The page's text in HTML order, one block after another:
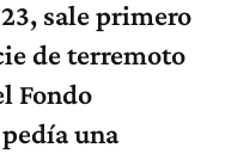
sale primero
de terremoto
Fondo
una